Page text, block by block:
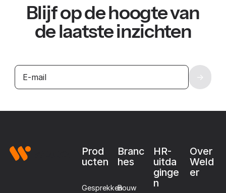
Blijf op de hoogte van
de laatste inzichten
Prod
ucten
Gesprekken
Branc
hes
Bouw
HR-
uitda
ginge
n
Over
Weld
er